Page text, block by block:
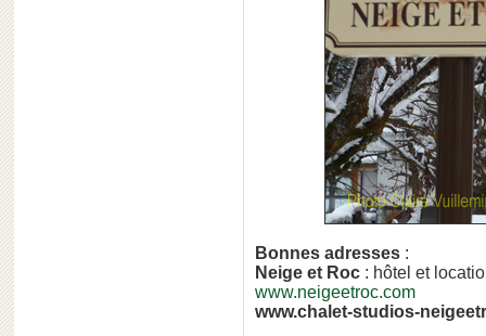
Bonnes adresses :
Neige et Roc : hôtel et
www.neigeetroc.com
www.chalet-studios-